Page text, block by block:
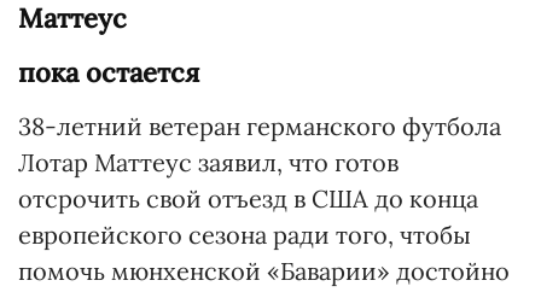
Маттеус
пока остается
38-летний ветеран германского футбола
Лотар Маттеус заявил, что готов
отсрочить свой отъезд в США до конца
европейского сезона ради того, чтобы
помочь мюнхенской «Баварии» достойно